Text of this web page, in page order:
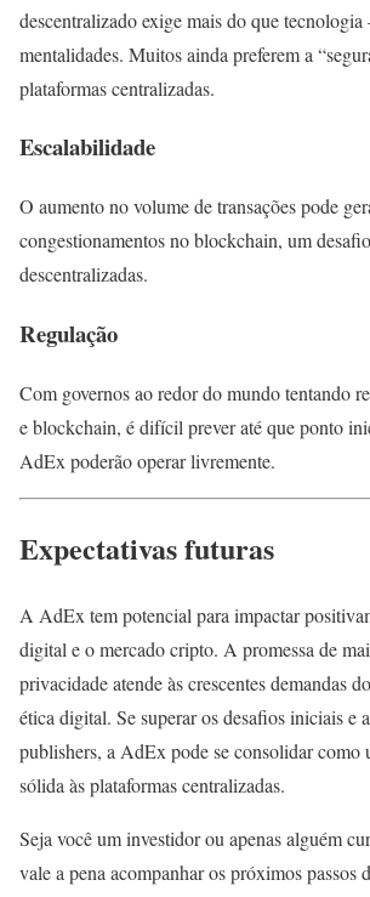
descentralizado exige mais do que
mentalidades. Muitos ainda preferem a
plataformas centralizadas.
Escalabilidade
O aumento no volume de transações pode
congestionamentos no blockchain, um
descentralizadas.
Regulação
Com governos ao redor do mundo tentando
e blockchain, é difícil prever até que ponto
AdEx poderão operar livremente.
Expectativas futuras
A AdEx tem potencial para impactar
digital e o mercado cripto. A promessa de
privacidade atende às crescentes demandas
ética digital. Se superar os desafios iniciais e
publishers, a AdEx pode se consolidar como
sólida às plataformas centralizadas.
Seja você um investidor ou apenas alguém
vale a pena acompanhar os próximos passos